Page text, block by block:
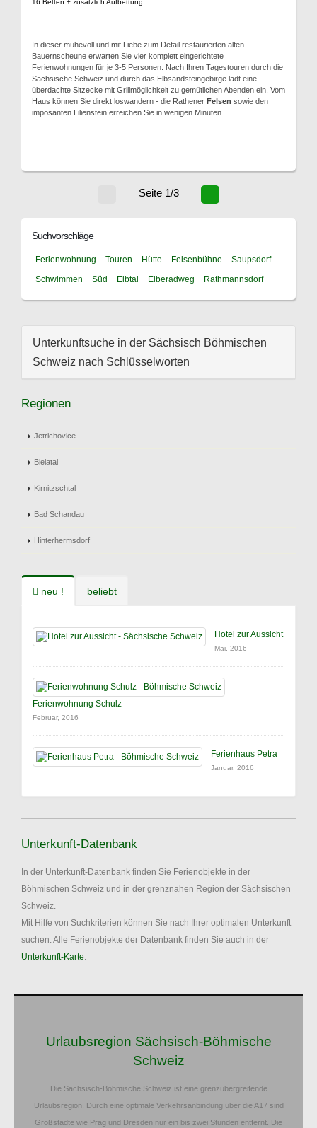
16 Betten + zusätzlich Aufbettung
In dieser mühevoll und mit Liebe zum Detail restaurierten alten
Bauernscheune erwarten Sie vier komplett eingerichtete
Ferienwohnungen für je 3-5 Personen. Nach Ihren Tagestouren durch die
Sächsische Schweiz und durch das Elbsandsteingebirge lädt eine
überdachte Sitzecke mit Grillmöglichkeit zu gemütlichen Abenden ein. Vom
Haus können Sie direkt loswandern - die Rathener Felsen sowie den
imposanten Lilienstein erreichen Sie in wenigen Minuten.
Seite 1/3
Suchvorschläge
Ferienwohnung Touren Hütte Felsenbühne
Saupsdorf
Schwimmen
Süd Elbtal Elberadweg Rathmannsdorf
Unterkunftsuche in der Sächsisch Böhmischen
Schweiz nach Schlüsselworten
Regionen
Jetrichovice
Bielatal
Kirnitzschtal
Bad Schandau
Hinterhermsdorf
neu ! beliebt
Hotel zur Aussicht
Mai, 2016
Ferienwohnung Schulz
Februar, 2016
Ferienhaus Petra
Januar, 2016
Unterkunft-Datenbank
In der Unterkunft-Datenbank finden Sie Ferienobjekte in der
Böhmischen Schweiz und in der grenznahen Region der Sächsischen
Schweiz.
Mit Hilfe von Suchkriterien können Sie nach Ihrer optimalen Unterkunft
suchen. Alle Ferienobjekte der Datenbank finden Sie auch in der
Unterkunft-Karte.
Urlaubsregion Sächsisch-Böhmische
Schweiz
Die Sächsisch-Böhmische Schweiz ist eine grenzübergreifende
Urlaubsregion. Durch eine optimale Verkehrsanbindung über die A17 sind
Großstädte wie Prag und Dresden nur ein bis zwei Stunden entfernt. Die